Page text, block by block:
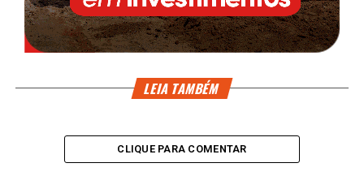
LEIA TAMBÉM
CLIQUE PARA COMENTAR